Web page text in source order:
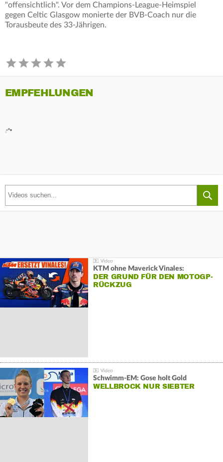
"offensichtlich". Vor dem Champions-League-Heimspiel
gegen Celtic Glasgow monierte der BVB-Coach nur die
Torausbeute des 33-Jährigen.
EMPFEHLUNGEN
KTM ohne Maverick Vinales:
DER GRUND FÜR DEN MOTOGP-
RÜCKZUG
Schwimm-EM: Gose holt Gold
WELLBROCK NUR SIEBTER